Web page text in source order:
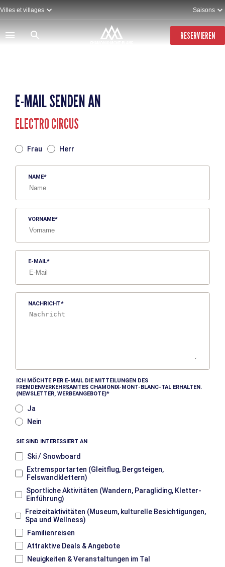
Direkt
zum
Inhalt
Villes et villages Saisons
RESERVIEREN
E-MAIL SENDEN AN
ELECTRO CIRCUS
Frau Herr
NAME
VORNAME
E-MAIL
NACHRICHT
ICH MÖCHTE PER E-MAIL DIE MITTEILUNGEN DES
FREMDENVERKEHRSAMTES CHAMONIX-MONT-BLANC-TAL ERHALTEN.
(NEWSLETTER, WERBEANGEBOTE)
Ja
Nein
SIE SIND INTERESSIERT AN
Ski / Snowboard
Extremsportarten (Gleitflug, Bergsteigen,
Felswandklettern)
Sportliche Aktivitäten (Wandern, Paragliding, Kletter-
Einführung)
Freizeitaktivitäten (Museum, kulturelle Besichtigungen,
Spa und Wellness)
Familienreisen
Attraktive Deals & Angebote
Neuigkeiten & Veranstaltungen im Tal